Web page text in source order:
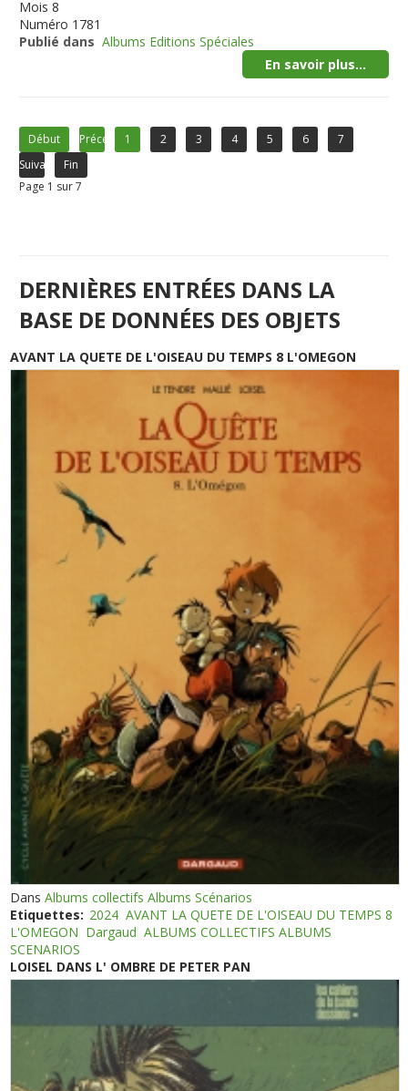
Mois 8
Numéro 1781
Publié dans Albums Editions Spéciales
En savoir plus...
Début Précédent1 2 3 4 5 6
7
Suivant
Fin
Page 1 sur 7
DERNIÈRES ENTRÉES DANS LA
BASE DE DONNÉES DES OBJETS
AVANT LA QUETE DE L'OISEAU DU TEMPS 8 L'OMEGON
DansAlbums collectifs Albums Scénarios
Etiquettes: 2024 AVANT LA QUETE DE L'OISEAU DU TEMPS 8
L'OMEGON Dargaud ALBUMS COLLECTIFS ALBUMS
SCENARIOS
LOISEL DANS L' OMBRE DE PETER PAN